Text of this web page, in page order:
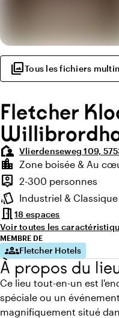
photo_libraryTous les fichiers
Fletcher
location_away Vlierdenseweg 109,
Points forts
location_city
Environnement
Zone boisée & Au
person_pin
Capacité
2-300 personnes
style
Ambiance
Industriel & Classique
meeting_room18 espaces
Voir toutes les
MEMBRE DE
groupsFletcher Hotels
À propos du
Ce lieu tout-en-un est
spéciale ou un
magnifiquement situé